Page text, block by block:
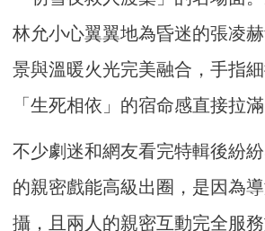
林允小心翼翼地為昏迷的張凌
景與溫暖火光完美融合，手指
「生死相依」的宿命感直接拉滿
不少劇迷和網友看完特輯後紛
的親密戲能高級出圈，是因為
攝，且兩人的親密互動完全服